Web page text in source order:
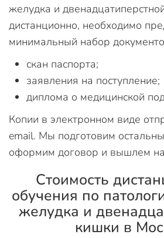
желудка и
дистанционно, необходимо
минимальный набор
скан паспорта;
заявления на поступление;
диплома о медицинской
Копии в электронном виде
email. Мы подготовим
оформим договор и вышлем
Стоимость
обучения по
желудка и
кишки в